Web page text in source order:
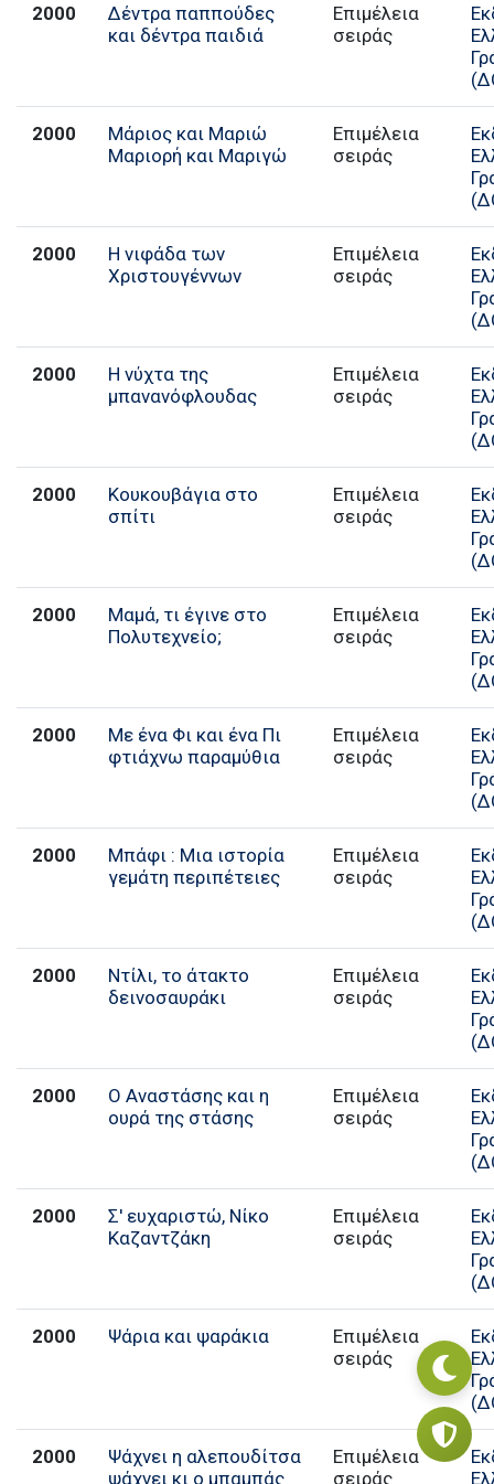
2000
Δέντρα παππούδες
και δέντρα παιδιά
Επιμέλεια
σειράς
2000
Μάριος και Μαριώ
Μαριορή και Μαριγώ
Επιμέλεια
σειράς
2000
Η νιφάδα των
Χριστουγέννων
Επιμέλεια
σειράς
2000
Η νύχτα της
μπανανόφλουδας
Επιμέλεια
σειράς
2000
Κουκουβάγια στο
σπίτι
Επιμέλεια
σειράς
2000
Μαμά, τι έγινε στο
Πολυτεχνείο;
Επιμέλεια
σειράς
2000
Με ένα Φι και ένα Πι
φτιάχνω παραμύθια
Επιμέλεια
σειράς
2000
Μπάφι : Μια ιστορία
γεμάτη περιπέτειες
Επιμέλεια
σειράς
2000
Ντίλι, το άτακτο
δεινοσαυράκι
Επιμέλεια
σειράς
2000
Ο Αναστάσης και η
ουρά της στάσης
Επιμέλεια
σειράς
2000
Σ' ευχαριστώ, Νίκο
Καζαντζάκη
Επιμέλεια
σειράς
2000 Ψάρια και ψαράκια
Επιμέλεια
σειράς
2000
Ψάχνει η αλεπουδίτσα
ψάχνει κι ο μπαμπάς
Επιμέλεια
σειράς